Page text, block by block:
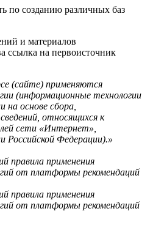
по созданию различных баз
и материалов
ссылка на первоисточник
(сайте) применяются
(информационные технологии
на основе сбора,
относящихся к
сети «Интернет»,
Российской Федерации).»
правила применения
от платформы рекомендаций
правила применения
от платформы рекомендаций